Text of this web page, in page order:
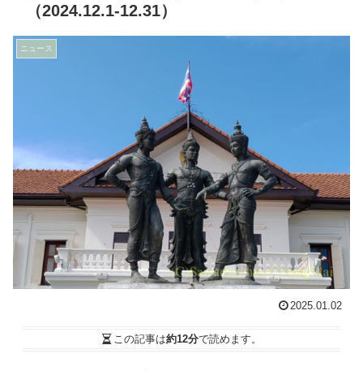
（2024.12.1-12.31）
ニュース
2025.01.02
この記事は約12分で読めます。